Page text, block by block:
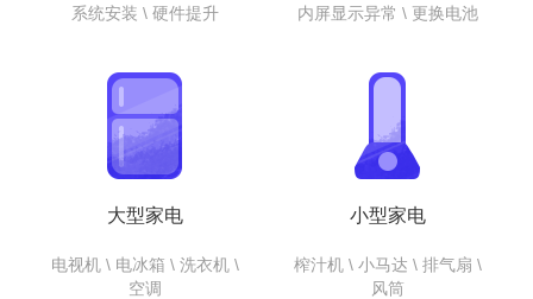
系统安装 \ 硬件提升
内屏显示异常 \ 更换电池
大型家电
电视机 \ 电冰箱 \ 洗衣机 \
空调
小型家电
榨汁机 \ 小马达 \ 排气扇 \
风筒